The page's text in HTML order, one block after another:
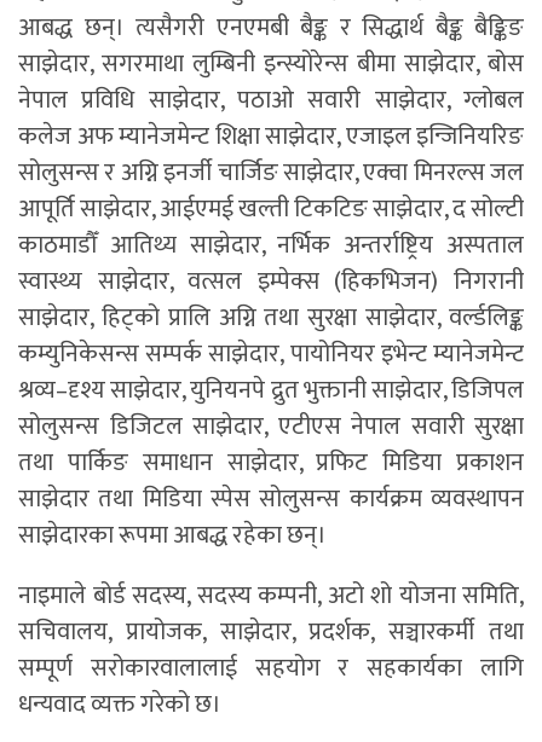
आबद्ध छन्। त्यसैगरी एनएमबी बैङ्क र सिद्धार्थ बैङ्क बैङ्किङ
साझेदार, सगरमाथा लुम्बिनी इन्स्योरेन्स बीमा साझेदार, बोस
नेपाल प्रविधि साझेदार, पठाओ सवारी साझेदार, ग्लोबल
कलेज अफ म्यानेजमेन्ट शिक्षा साझेदार, एजाइल इन्जिनियरिङ
सोलुसन्स र अग्नि इनर्जी चार्जिङ साझेदार, एक्वा मिनरल्स जल
आपूर्ति साझेदार, आईएमई खल्ती टिकटिङ साझेदार, द सोल्टी
काठमाडौँ आतिथ्य साझेदार, नर्भिक अन्तर्राष्ट्रिय अस्पताल
स्वास्थ्य साझेदार, वत्सल इम्पेक्स (हिकभिजन) निगरानी
साझेदार, हिट्को प्रालि अग्नि तथा सुरक्षा साझेदार, वर्ल्डलिङ्क
कम्युनिकेसन्स सम्पर्क साझेदार, पायोनियर इभेन्ट म्यानेजमेन्ट
श्रव्य–दृश्य साझेदार, युनियनपे द्रुत भुक्तानी साझेदार, डिजिपल
सोलुसन्स डिजिटल साझेदार, एटीएस नेपाल सवारी सुरक्षा
तथा पार्किङ समाधान साझेदार, प्रफिट मिडिया प्रकाशन
साझेदार तथा मिडिया स्पेस सोलुसन्स कार्यक्रम व्यवस्थापन
साझेदारका रूपमा आबद्ध रहेका छन्।
नाइमाले बोर्ड सदस्य, सदस्य कम्पनी, अटो शो योजना समिति,
सचिवालय, प्रायोजक, साझेदार, प्रदर्शक, सञ्चारकर्मी तथा
सम्पूर्ण सरोकारवालालाई सहयोग र सहकार्यका लागि
धन्यवाद व्यक्त गरेको छ।